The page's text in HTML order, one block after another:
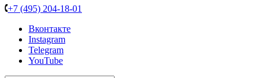
+7 (495) 204-18-01
Вконтакте
Instagram
Telegram
YouTube